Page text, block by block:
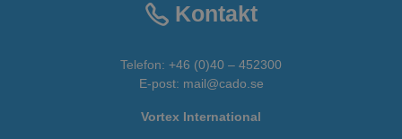
Kontakt
Telefon: +46 (0)40 – 452300
E-post: mail@cado.se
Vortex International